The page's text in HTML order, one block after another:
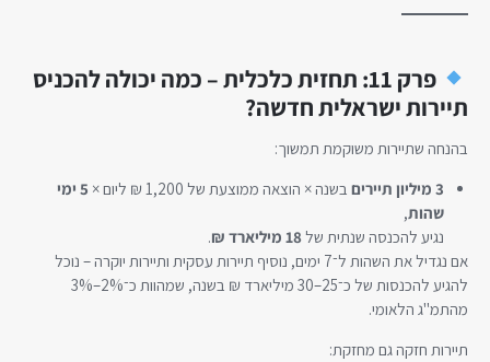
פרק 11: תחזית כלכלית – כמה יכולה להכניס
תיירות ישראלית חדשה?
בהנחה שתיירות משוקמת תמשוך:
3 מיליון תיירים
בשנה × הוצאה ממוצעת של 1,200 ₪ ליום ×
5 ימי
שהות,
נגיע להכנסה שנתית של18 מיליארד ₪
.
אם נגדיל את השהות ל־7 ימים, נוסיף תיירות עסקית ותיירות יוקרה – נוכל
להגיע להכנסות של כ־25–30 מיליארד ₪ בשנה, שמהוות כ־2%–3%
מהתמ"ג הלאומי.
תיירות חזקה גם מחזקת: